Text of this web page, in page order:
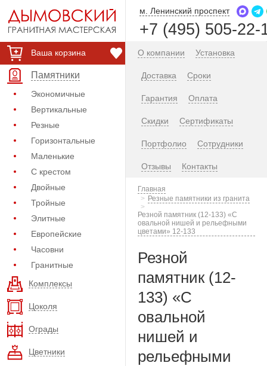
Ваша корзина
Памятники
Экономичные
Вертикальные
Резные
Горизонтальные
Маленькие
С крестом
Двойные
Тройные
Элитные
Европейские
Часовни
Гранитные
Комплексы
Цоколя
Ограды
Цветники
м. Ленинский проспект
+7 (495) 505-22-
О компании Установка
Доставка Сроки
Гарантия Оплата
Скидки Сертификаты
Портфолио Сотрудники
Отзывы Контакты
Главная
Резные памятники из гранита
Резной памятник (12-133) «С
овальной нишей и рельефными
цветами» 12-133
Резной
памятник (12-
133) «С
овальной
нишей и
рельефными